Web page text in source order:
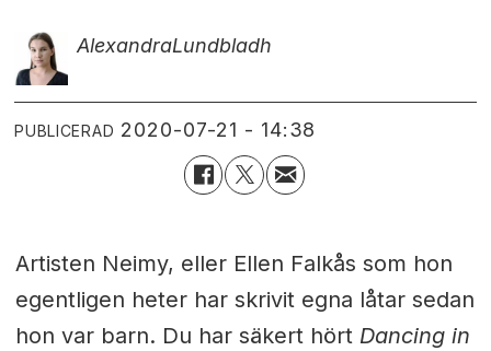
AlexandraLundbladh
PUBLICERAD 2020-07-21 - 14:38
Artisten Neimy, eller Ellen Falkås som hon
egentligen heter har skrivit egna låtar sedan
hon var barn. Du har säkert hört Dancing in